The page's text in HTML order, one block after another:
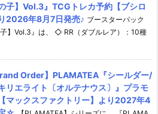
子】Vol.3』TCGトレカ予約【ブシロ
2026年8月7日発売♪ ブースターパック
子】Vol.3』は、 ◇ RR（ダブルレア）：10種
Order】PLAMATEA『シールダー/
リエライト〔オルテナウス〕』プラモ
マックスファクトリー】より2027年4